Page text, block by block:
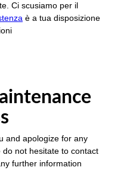
Ci scusiamo per il
è a tua disposizione
and apologize for any
do not hesitate to contact
further information